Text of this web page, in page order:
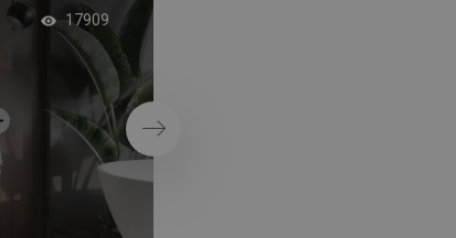
17909
Επόμενο
SWEDISH
FINNISH
PORTUGUESE
CROATIAN
GREEK
SLOVENIAN